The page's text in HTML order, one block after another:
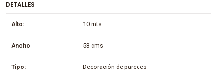
DETALLES
Alto: 10 mts
Ancho: 53 cms
Tipo: Decoración de paredes